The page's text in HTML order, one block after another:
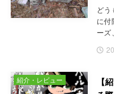
ど
に
ー
【
紹介・レビュー